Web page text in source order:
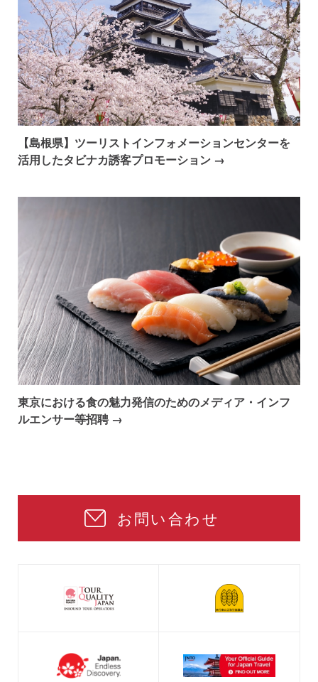
【島根県】ツーリストインフォメーションセンターを
活用したタビナカ誘客プロモーション →
東京における食の魅力発信のためのメディア・インフ
ルエンサー等招聘 →
お問い合わせ